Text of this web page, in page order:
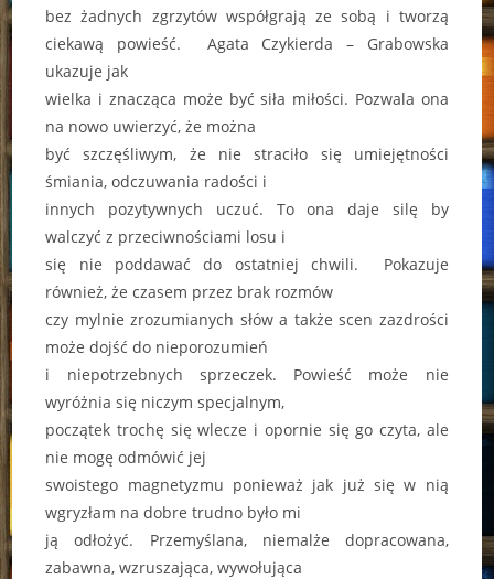
bez żadnych zgrzytów współgrają ze sobą i tworzą
ciekawą powieść. Agata Czykierda – Grabowska
ukazuje jak
wielka i znacząca może być siła miłości. Pozwala ona
na nowo uwierzyć, że można
być szczęśliwym, że nie straciło się umiejętności
śmiania, odczuwania radości i
innych pozytywnych uczuć. To ona daje silę by
walczyć z przeciwnościami losu i
się nie poddawać do ostatniej chwili. Pokazuje
również, że czasem przez brak rozmów
czy mylnie zrozumianych słów a także scen zazdrości
może dojść do nieporozumień
i niepotrzebnych sprzeczek. Powieść może nie
wyróżnia się niczym specjalnym,
początek trochę się wlecze i opornie się go czyta, ale
nie mogę odmówić jej
swoistego magnetyzmu ponieważ jak już się w nią
wgryzłam na dobre trudno było mi
ją odłożyć. Przemyślana, niemalże dopracowana,
zabawna, wzruszająca, wywołująca